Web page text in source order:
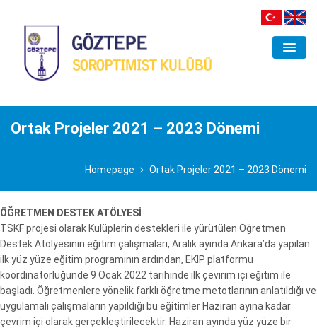
KULÜP
ETKINLIKLER
GALERI
İLETIŞIM
Ortak Projeler 2021 – 2023 Dönemi
Homepage Ortak Projeler 2021 – 2023 Dönemi
ÖĞRETMEN DESTEK ATÖLYESİ
TSKF projesi olarak Kulüplerin destekleri ile yürütülen Öğretmen
Destek Atölyesinin eğitim çalışmaları, Aralık ayında Ankara’da yapılan
ilk yüz yüze eğitim programının ardından, EKİP platformu
koordinatörlüğünde 9 Ocak 2022 tarihinde ilk çevirim içi eğitim ile
başladı. Öğretmenlere yönelik farklı öğretme metotlarının anlatıldığı ve
uygulamalı çalışmaların yapıldığı bu eğitimler Haziran ayına kadar
çevrim içi olarak gerçekleştirilecektir. Haziran ayında yüz yüze bir